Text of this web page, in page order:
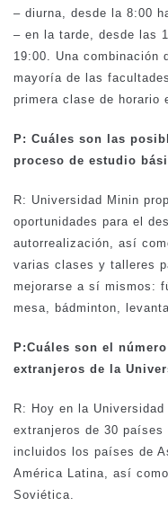
– diurna, desde la 8:00
– en la tarde, desde las
19:00. Una combinación
mayoría de las
primera clase de horario
P: Cuáles son las
proceso de estudio
R: Universidad Minin
oportunidades para el
autorrealización, así
varias clases y talleres
mejorarse a sí mismos:
mesa, bádminton,
P:Cuáles son el
extranjeros de la
R: Hoy en la
extranjeros de 30
incluidos los países de
América Latina, así
Soviética.